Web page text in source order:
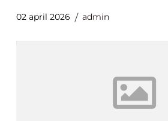
02 april 2026 admin